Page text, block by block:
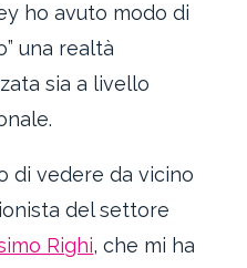
ho avuto modo di
una realtà
sia a livello
di vedere da vicino
del settore
Righi, che mi ha